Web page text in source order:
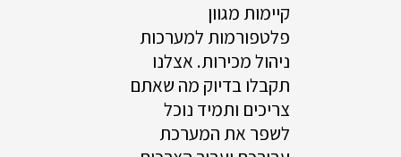
קיימות מגוון
פלטפורמות למערכות
ניהול מכירות. אצלנו
תקבלו בדיוק מה שאתם
צריכים ותמיד נוכל
לשפר את המערכת